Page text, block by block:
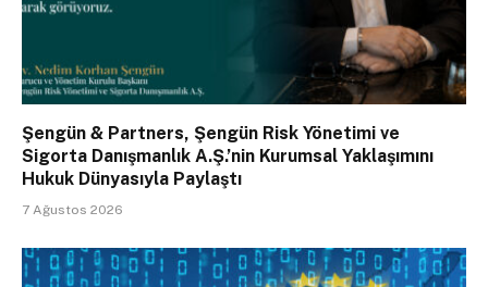
Şengün & Partners, Şengün Risk Yönetimi ve
Sigorta Danışmanlık A.Ş.’nin Kurumsal Yaklaşımını
Hukuk Dünyasıyla Paylaştı
7 Ağustos 2026